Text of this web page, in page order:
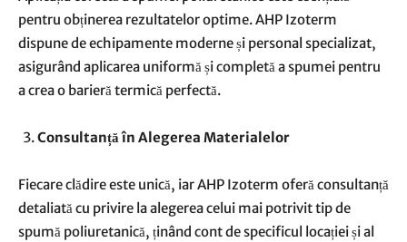
pentru obținerea rezultatelor optime. AHP Izoterm
dispune de echipamente moderne și personal specializat,
asigurând aplicarea uniformă și completă a spumei pentru
a crea o barieră termică perfectă.
Consultanță în Alegerea Materialelor
Fiecare clădire este unică, iar AHP Izoterm oferă consultanță
detaliată cu privire la alegerea celui mai potrivit tip de
spumă poliuretanică, ținând cont de specificul locației și al